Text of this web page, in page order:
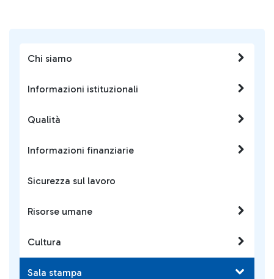
Chi siamo
Informazioni istituzionali
Qualità
Informazioni finanziarie
Sicurezza sul lavoro
Risorse umane
Cultura
Sala stampa